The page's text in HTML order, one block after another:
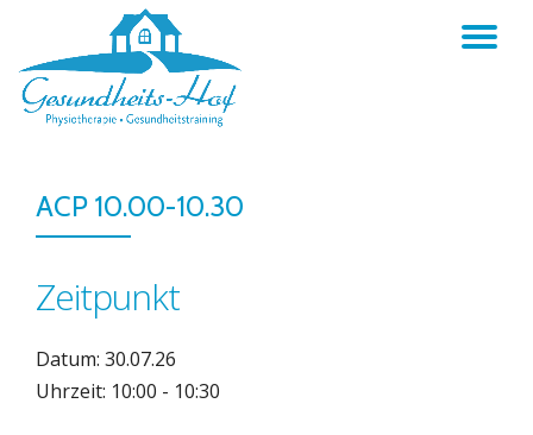
content
ACP 10.00-10.30
Zeitpunkt
Datum: 30.07.26
Uhrzeit: 10:00 - 10:30